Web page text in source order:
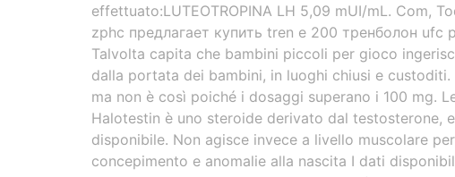
effettuato:LUTEOTROPINA LH 5,09 mUI/mL. Com,
zphc предлагает купить tren e 200 тренболон
Talvolta capita che bambini piccoli per gioco
dalla portata dei bambini, in luoghi chiusi e
ma non è così poiché i dosaggi superano i 100 mg.
Halotestin è uno steroide derivato dal testosterone,
disponibile. Non agisce invece a livello muscolare
concepimento e anomalie alla nascita I dati